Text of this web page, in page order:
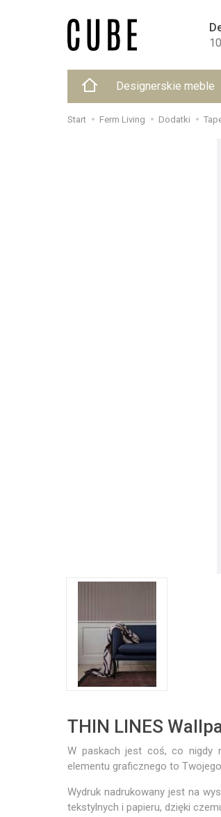
Designerskie meble
Start Ferm Living Dodatki
THIN LINES
W paskach jest coś, co nigdy
elementu graficznego to
Wydruk nadrukowany jest na
tekstylnych i papieru, dzięki